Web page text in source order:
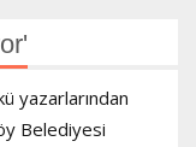
yazarlarından
Belediyesi